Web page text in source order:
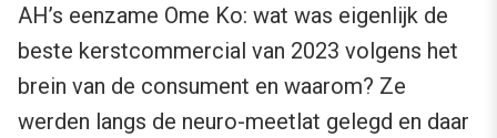
AH’s eenzame Ome Ko: wat was eigenlijk de
beste kerstcommercial van 2023 volgens het
brein van de consument en waarom? Ze
werden langs de neuro-meetlat gelegd en daar